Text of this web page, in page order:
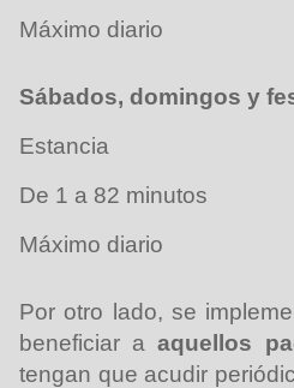
Máximo diario
Sábados, domingos y
Estancia
De 1 a 82
Máximo diario
Por otro lado, se
beneficiar aaquellos
tengan que acudir